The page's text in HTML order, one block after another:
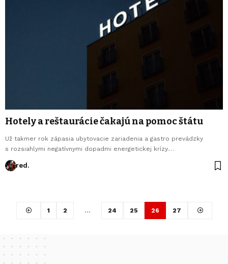
Hotely a reštaurácie čakajú na pomoc štátu
Už takmer rok zápasia ubytovacie zariadenia a gastro prevádzky
s rozsiahlymi negatívnymi dopadmi energetickej krízy.…
red.
1 2 … 24 25 26 27